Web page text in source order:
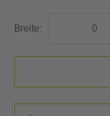
Breite: